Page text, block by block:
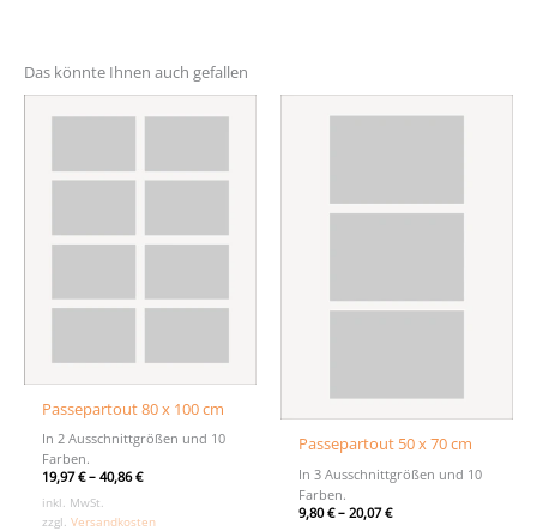
Das könnte Ihnen auch gefallen
Passepartout 80 x 100 cm
In 2 Ausschnittgrößen und 10
Farben.
19,97€–40,86€
inkl. MwSt.
zzgl.Versandkosten
Passepartout 50 x 70 cm
In 3 Ausschnittgrößen und 10
Farben.
9,80€–20,07€